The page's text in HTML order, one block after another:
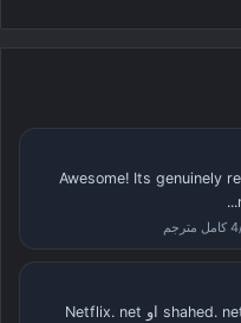
Awesome! Its genuinely
سيرفار سقط لية مقش زى shahed. net او Netflix. net